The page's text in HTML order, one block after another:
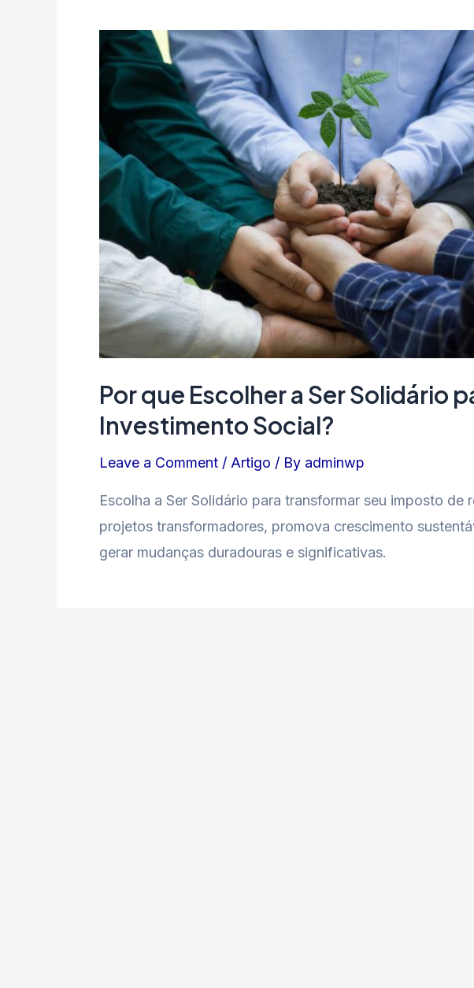
Por que Escolher a Ser Solidário
Investimento Social?
Leave a Comment / Artigo / By adminwp
Escolha a Ser Solidário para transformar seu imposto de
projetos transformadores, promova crescimento
gerar mudanças duradouras e significativas.